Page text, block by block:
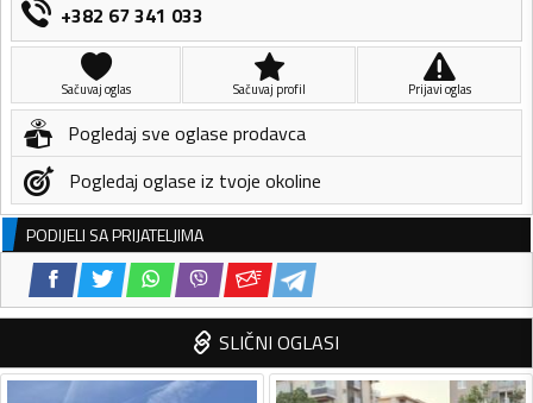
+382 67 341 033
Sačuvaj oglas Sačuvaj profil Prijavi oglas
Pogledaj sve oglase prodavca
Pogledaj oglase iz tvoje okoline
PODIJELI SA PRIJATELJIMA
SLIČNI OGLASI